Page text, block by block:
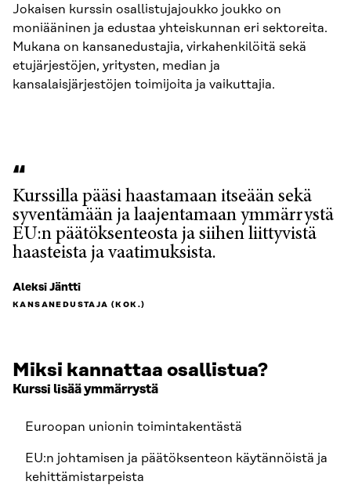
Jokaisen kurssin osallistujajoukko joukko on
moniääninen ja edustaa yhteiskunnan eri sektoreita.
Mukana on kansanedustajia, virkahenkilöitä sekä
etujärjestöjen, yritysten, median ja
kansalaisjärjestöjen toimijoita ja vaikuttajia.
Kurssilla pääsi haastamaan itseään sekä
syventämään ja laajentamaan ymmärrystä
EU:n päätöksenteosta ja siihen liittyvistä
haasteista ja vaatimuksista.
Aleksi Jäntti
KANSANEDUSTAJA (KOK.)
Miksi kannattaa osallistua?
Kurssi lisää ymmärrystä
Euroopan unionin toimintakentästä
EU:n johtamisen ja päätöksenteon käytännöistä ja
kehittämistarpeista